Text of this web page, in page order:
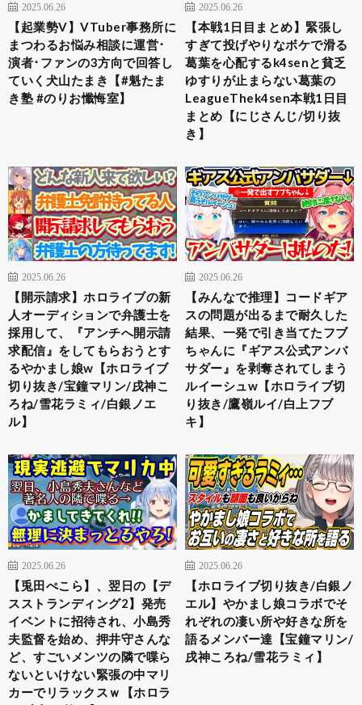
2025.06.26
【起業勢V】VTuber事務所に
まつわるお悩み相談に運営･
演者･ファンの3方向で回答し
ていく犬山たまき【#魁たま
き塾 #のりお懺悔室】
2025.06.26
【本戦1日目まとめ】緊張し
すぎて投げやりなボケで滑る
葛葉を心配するk4senと貧乏
ゆすりが止まらない葛葉の
LeagueThek4sen本戦1日目
まとめ【にじさんじ/切り抜
き】
2025.06.26
【開示請求】ホロライブの新
人オーディションで弁護士を
採用して、『アンチへ開示請
求配信』をしてもらおうとす
るやかまし娘w【ホロライブ
切り抜き/宝鐘マリン/戌神こ
ろね/雪花ラミィ/白銀ノエ
ル】
2025.06.26
【みんなで推理】コードギア
スの問題が出るまで耐久した
結果、一発で引き当てたフブ
ちゃんに『ギアス公式アンバ
サダー』を剥奪されてしまう
ルイーシュw【ホロライブ切
り抜き/鷹嶺ルイ/白上フブ
キ】
2025.06.26
【兎田ぺこら】、翌日の【デ
スストランディング2】発売
イベントに招待され、小島秀
夫監督を始め、押井守さんな
ど、すごいメンツの隣で喋ら
ないといけない緊張の中マリ
カーでリラックスｗ【ホロラ
2025.06.26
【ホロライブ切り抜き/白銀ノ
エル】やかまし娘コラボでそ
れぞれの凄い所や好きな所を
語るメンバー達【宝鐘マリン/
戌神ころね/雪花ラミィ】